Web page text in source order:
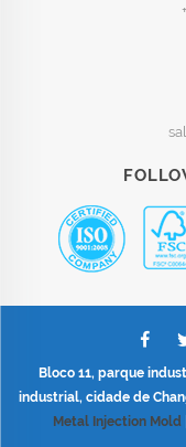
Bloco 11, parque
industrial, cidade de
Metal Injection Mold